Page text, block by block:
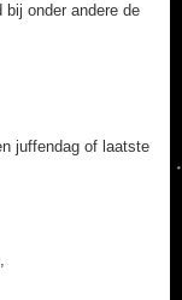
bij onder andere de
juffendag of laatste